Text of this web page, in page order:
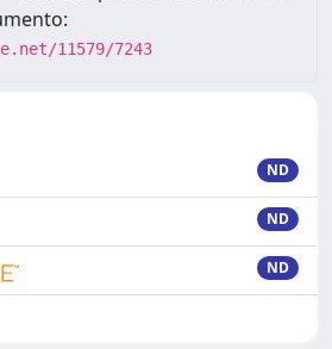
11579/7243
ND
ND
ND